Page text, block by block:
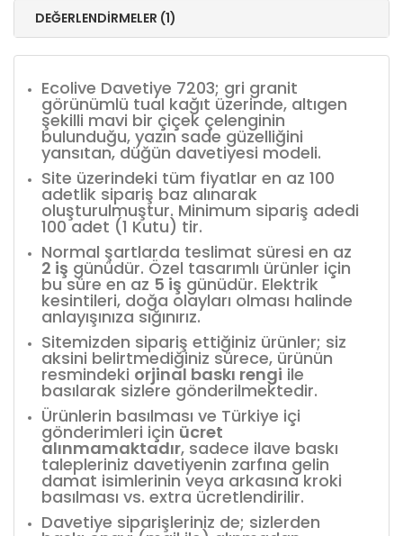
DEĞERLENDIRMELER (1)
Ecolive Davetiye 7203; gri granit
görünümlü tual kağıt üzerinde, altıgen
şekilli mavi bir çiçek çelenginin
bulunduğu, yazın sade güzelliğini
yansıtan, düğün davetiyesi modeli.
Site üzerindeki tüm fiyatlar en az 100
adetlik sipariş baz alınarak
oluşturulmuştur. Minimum sipariş adedi
100 adet (1 Kutu) tir.
Normal şartlarda teslimat süresi en az
2 iş günüdür. Özel tasarımlı ürünler için
bu süre en az 5 iş günüdür. Elektrik
kesintileri, doğa olayları olması halinde
anlayışınıza sığınırız.
Sitemizden sipariş ettiğiniz ürünler; siz
aksini belirtmediğiniz sürece, ürünün
resmindeki orjinal baskı rengi ile
basılarak sizlere gönderilmektedir.
Ürünlerin basılması ve Türkiye içi
gönderimleri için ücret
alınmamaktadır, sadece ilave baskı
talepleriniz davetiyenin zarfına gelin
damat isimlerinin veya arkasına kroki
basılması vs. extra ücretlendirilir.
Davetiye siparişleriniz de; sizlerden